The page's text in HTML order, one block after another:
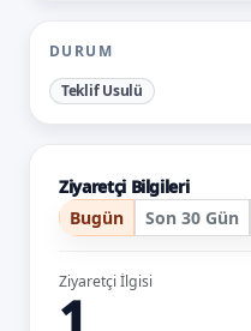
DURUM
Teklif Usulü
Ziyaretçi Bilgileri
Bugün
Son 30 Gün
Ziyaretçi İlgisi
1